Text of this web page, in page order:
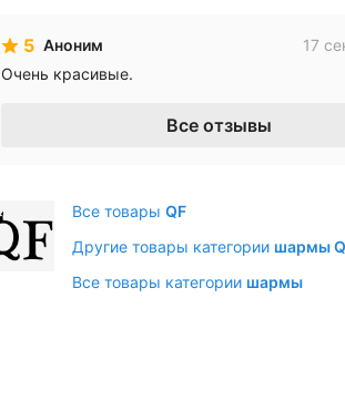
5 Аноним
17
Очень красивые.
Все отзывы
Все товары QF
Другие товары категории шармы
Все товары категории шармы